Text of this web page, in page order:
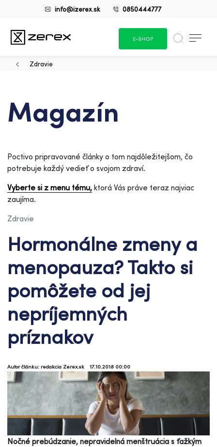
info@izerex.sk 0850444777
E-SHOP
Zdravie
Magazín
Poctivo pripravované články o tom najdôležitejšom, čo
potrebuje každý vedieť o svojom zdraví.
Vyberte si z menu tému, ktorá Vás práve teraz najviac
zaujíma.
Zdravie
Hormonálne zmeny a
menopauza? Takto si
pomôžete od jej
nepríjemných
príznakov
Autor článku: redakcia Zerex.sk 17.10.2018 00:00
Nočné prebúdzanie, nepravidelná menštruácia s ťažkým